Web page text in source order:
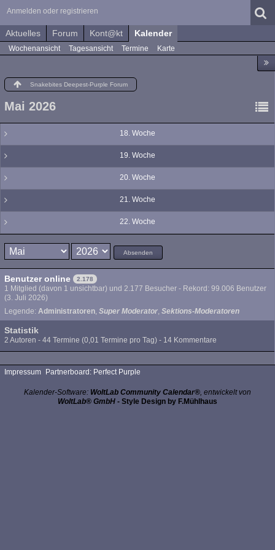
Anmelden oder registrieren
Aktuelles Forum Kont@kt Kalender
Wochenansicht Tagesansicht Termine Karte
Snakebites Deepest-Purple Forum
Mai 2026
18. Woche
19. Woche
20. Woche
21. Woche
22. Woche
Absenden
Benutzer online 2.178
1 Mitglied (davon 1 unsichtbar) und 2.177 Besucher - Rekord: 99.006 Benutzer
(3. Juli 2026)
Legende: Administratoren Super Moderator Sektions-Moderatoren
Statistik
2 Autoren - 44 Termine (0,01 Termine pro Tag) - 14 Kommentare
Impressum Partnerboard: Perfect Purple
Kalender-Software: WoltLab Community Calendar®, entwickelt von
WoltLab® GmbH